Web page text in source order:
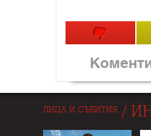
ЛИЦА И СЪБИТИЯ/